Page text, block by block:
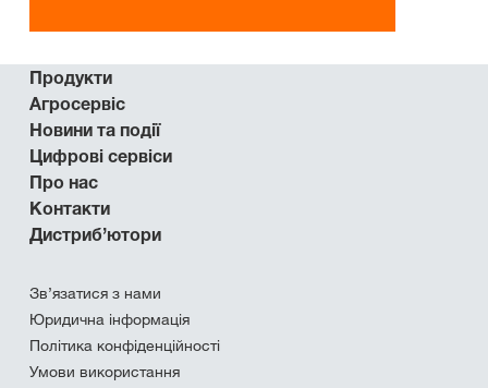
Продукти
Агросервіс
Новини та події
Цифрові сервіси
Про нас
Контакти
Дистриб’ютори
Зв’язатися з нами
Юридична інформація
Політика конфіденційності
Умови використання